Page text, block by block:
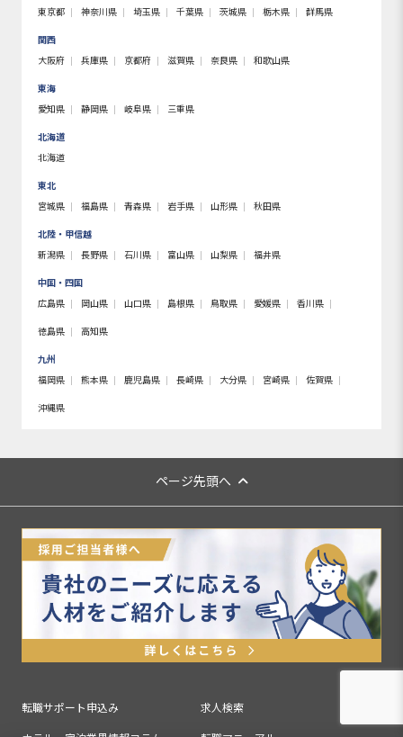
東京都 神奈川県 埼玉県 千葉県 茨城県 栃木県 群馬県
関西
大阪府 兵庫県 京都府 滋賀県 奈良県 和歌山県
東海
愛知県 静岡県 岐阜県 三重県
北海道
北海道
東北
宮城県 福島県 青森県 岩手県 山形県 秋田県
北陸・甲信越
新潟県 長野県 石川県 富山県 山梨県 福井県
中国・四国
広島県 岡山県 山口県 島根県 鳥取県 愛媛県 香川県
徳島県 高知県
九州
福岡県 熊本県 鹿児島県 長崎県 大分県 宮崎県 佐賀県
沖縄県
ページ先頭へ
転職サポート申込み 求人検索